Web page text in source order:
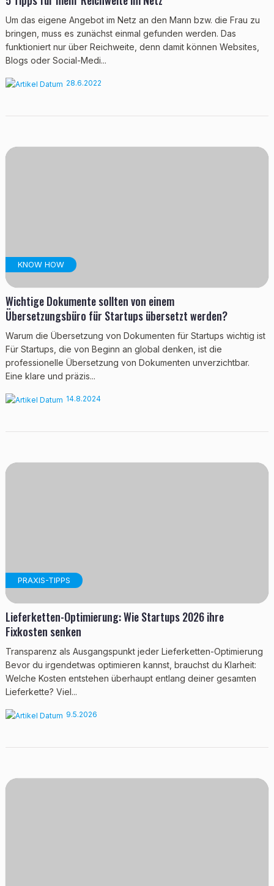
Um das eigene Angebot im Netz an den Mann bzw. die Frau zu
bringen, muss es zunächst einmal gefunden werden. Das
funktioniert nur über Reichweite, denn damit können Websites,
Blogs oder Social-Medi...
28.6.2022
KNOW HOW
Wichtige Dokumente sollten von einem
Übersetzungsbüro für Startups übersetzt werden?
Warum die Übersetzung von Dokumenten für Startups wichtig ist
Für Startups, die von Beginn an global denken, ist die
professionelle Übersetzung von Dokumenten unverzichtbar.
Eine klare und präzis...
14.8.2024
PRAXIS-TIPPS
Lieferketten-Optimierung: Wie Startups 2026 ihre
Fixkosten senken
Transparenz als Ausgangspunkt jeder Lieferketten-Optimierung
Bevor du irgendetwas optimieren kannst, brauchst du Klarheit:
Welche Kosten entstehen überhaupt entlang deiner gesamten
Lieferkette? Viel...
9.5.2026